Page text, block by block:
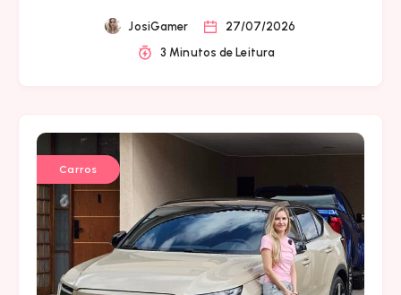
JosiGamer
27/07/2026
3 Minutos de Leitura
Carros